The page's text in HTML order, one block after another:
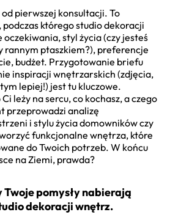
pierwszej konsultacji. To
podczas którego studio dekoracji
styl życia (czy jesteś
rannym ptaszkiem?), preferencje
budżet. Przygotowanie briefu
inspiracji wnętrzarskich (zdjęcia,
lepiej!) jest tu kluczowe.
leży na sercu, co kochasz, a czego
przeprowadzi analizę
i stylu życia domowników czy
funkcjonalne wnętrza, które
do Twoich potrzeb. W końcu
na Ziemi, prawda?
Twoje pomysły nabierają
dekoracji wnętrz.